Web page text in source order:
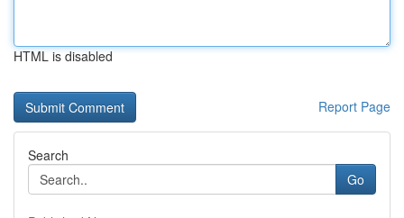
HTML is disabled
Report Page
Search
Go